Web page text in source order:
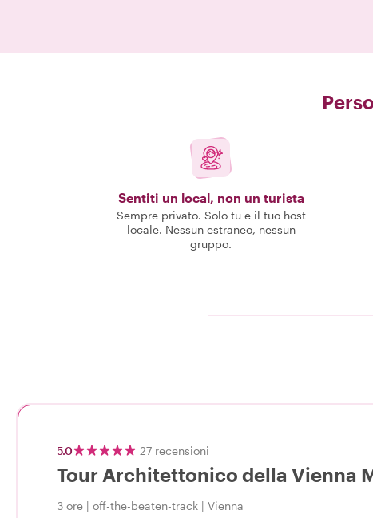
Sentiti un local, non un turista
Sempre privato. Solo tu e il tuo host
locale. Nessun estraneo, nessun
gruppo.
5.0 27 recensioni
Tour Architettonico della Vienna
3 ore | off-the-beaten-track | Vienna